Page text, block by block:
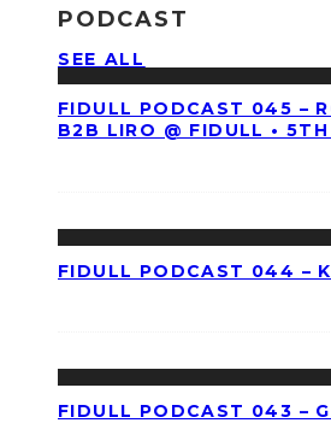
PODCAST
SEE ALL
FIDULL PODCAST 045 –
B2B LIRO @ FIDULL •
FIDULL PODCAST 044 –
FIDULL PODCAST 043 –